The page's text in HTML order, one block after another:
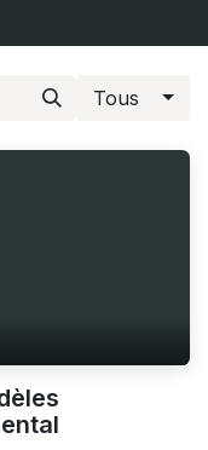
Tous